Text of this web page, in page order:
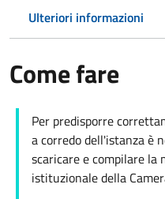
Ulteriori informazioni
Come fare
Per predisporre
a corredo dell'istanza è
scaricare e compilare
istituzionale della